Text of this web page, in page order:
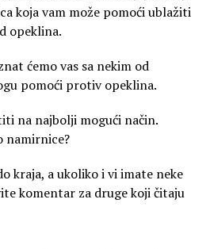
koja vam može pomoći ublažiti
opeklina.
ćemo vas sa nekim od
pomoći protiv opeklina.
na najbolji mogući način.
namirnice?
kraja, a ukoliko i vi imate neke
komentar za druge koji čitaju